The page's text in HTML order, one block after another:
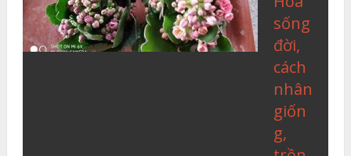
sống
đời,
cách
nhân
giốn
g,